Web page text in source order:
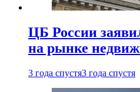
ЦБ России
на рынке
3 года спустя3 года спустя